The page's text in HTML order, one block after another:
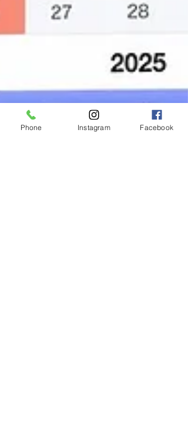
Phone Instagram Facebook